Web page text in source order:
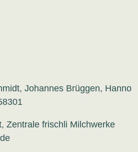
Johannes Brüggen, Hanno
Zentrale frischli Milchwerke